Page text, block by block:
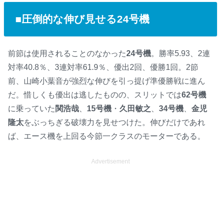
■圧倒的な伸び見せる24号機
前節は使用されることのなかった24号機。勝率5.93、2連
対率40.8％、3連対率61.9％、優出2回、優勝1回。2節
前、山崎小葉音が強烈な伸びを引っ提げ準優勝戦に進ん
だ。惜しくも優出は逃したものの、スリットでは62号機
に乗っていた 関浩哉 15号機 ・ 久田敏之 、34号機 、金児
隆太をぶっちぎる破壊力を見せつけた。伸びだけであれ
ば、エース機を上回る今節一クラスのモーターである。
Advertisement